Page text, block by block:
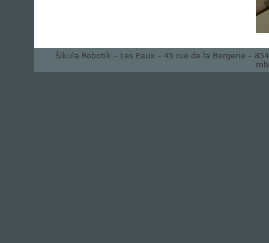
Šikula Robotik – Les Eaux – 45 rue de la Bergerie –